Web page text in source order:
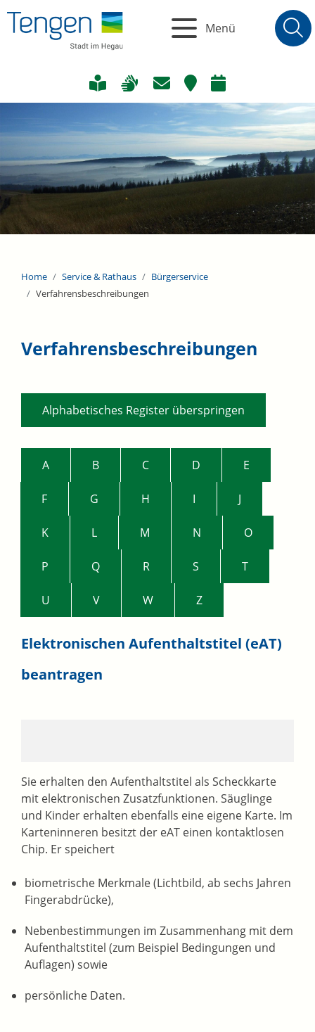
Menü
Home Service & Rathaus
Bürgerservice
Verfahrensbeschreibungen
Verfahrensbeschreibungen
Alphabetisches Register überspringen
A B C D E
F G H I J
K L M N O
P Q R S T
U V W Z
Elektronischen Aufenthaltstitel (eAT)
beantragen
Sie erhalten den Aufenthaltstitel als Scheckkarte
mit elektronischen Zusatzfunktionen. Säuglinge
und Kinder erhalten ebenfalls eine eigene Karte. Im
Karteninneren besitzt der eAT einen kontaktlosen
Chip. Er speichert
biometrische Merkmale (Lichtbild, ab sechs Jahren
Fingerabdrücke),
Nebenbestimmungen im Zusammenhang mit dem
Aufenthaltstitel (zum Beispiel Bedingungen und
Auflagen) sowie
persönliche Daten.